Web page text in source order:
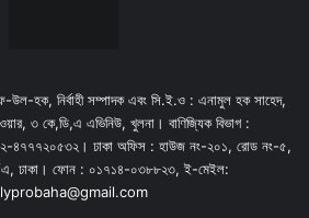
হক, নির্বাহী সম্পাদক এবং সি.ই.ও : এনামুল হক সাহেদ,
৩ কে,ডি,এ এভিনিউ, খুলনা। বাণিজ্যিক বিভাগ :
৪৭৭৭২০৫৩২। ঢাকা অফিস : হাউজ নং-২০১, রোড নং-৫,
ঢাকা। ফোন : ০১৭১৪-০৩৮৮২৩, ই-মেইল: